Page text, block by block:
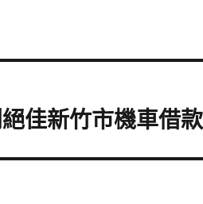
佳新竹市機車借